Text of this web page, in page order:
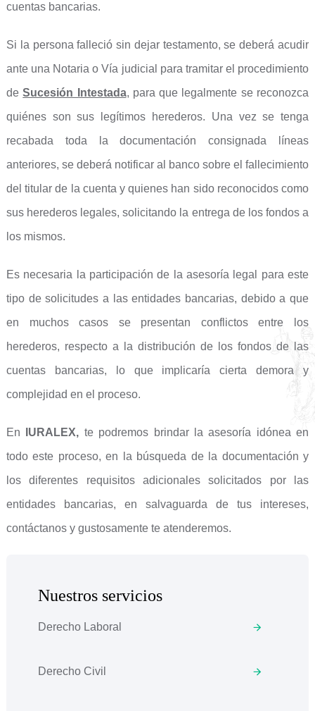
cuentas bancarias.
Si la persona falleció sin dejar testamento, se deberá acudir
ante una Notaria o Vía judicial para tramitar el procedimiento
deSucesión Intestada, para que legalmente se reconozca
quiénes son sus legítimos herederos. Una vez se tenga
recabada toda la documentación consignada líneas
anteriores, se deberá notificar al banco sobre el fallecimiento
del titular de la cuenta y quienes han sido reconocidos como
sus herederos legales, solicitando la entrega de los fondos a
los mismos.
Es necesaria la participación de la asesoría legal para este
tipo de solicitudes a las entidades bancarias, debido a que
en muchos casos se presentan conflictos entre los
herederos, respecto a la distribución de los fondos de las
cuentas bancarias, lo que implicaría cierta demora y
complejidad en el proceso.
En IURALEX, te podremos brindar la asesoría idónea en
todo este proceso, en la búsqueda de la documentación y
los diferentes requisitos adicionales solicitados por las
entidades bancarias, en salvaguarda de tus intereses,
contáctanos y gustosamente te atenderemos.
Nuestros servicios
Derecho Laboral
Derecho Civil